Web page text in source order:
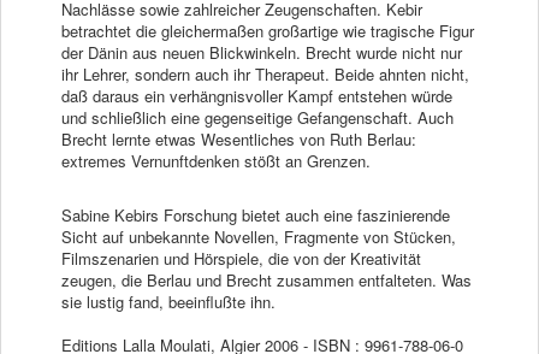
Nachlässe sowie zahlreicher Zeugenschaften. Kebir
betrachtet die gleichermaßen großartige wie tragische Figur
der Dänin aus neuen Blickwinkeln. Brecht wurde nicht nur
ihr Lehrer, sondern auch ihr Therapeut. Beide ahnten nicht,
daß daraus ein verhängnisvoller Kampf entstehen würde
und schließlich eine gegenseitige Gefangenschaft. Auch
Brecht lernte etwas Wesentliches von Ruth Berlau:
extremes Vernunftdenken stößt an Grenzen.
Sabine Kebirs Forschung bietet auch eine faszinierende
Sicht auf unbekannte Novellen, Fragmente von Stücken,
Filmszenarien und Hörspiele, die von der Kreativität
zeugen, die Berlau und Brecht zusammen entfalteten. Was
sie lustig fand, beeinflußte ihn.
Editions Lalla Moulati, Algier 2006 - ISBN : 9961-788-06-0